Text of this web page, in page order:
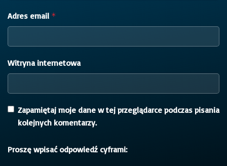
Adres email *
Witryna internetowa
Zapamiętaj moje dane w tej przeglądarce podczas pisania
kolejnych komentarzy.
Proszę wpisać odpowiedź cyframi: